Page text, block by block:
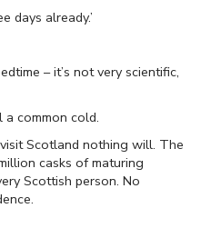
days already.’
– it’s not very scientific,
common cold.
Scotland nothing will. The
casks of maturing
Scottish person. No